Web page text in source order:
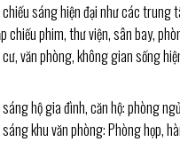
sáng hiện đại như các trung
chiếu phim, thư viện, sân bay,
văn phòng, không gian sống
hộ gia đình, căn hộ: phòng
khu văn phòng: Phòng họp,